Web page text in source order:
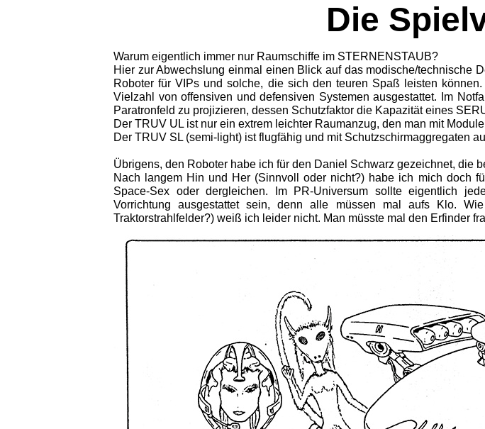
Die
Warum eigentlich immer nur Raumschiffe im STERNENSTAUB?
Hier zur Abwechslung einmal einen Blick auf das modische/technische
Roboter für VIPs und solche, die sich den teuren Spaß leisten
Vielzahl von offensiven und defensiven Systemen ausgestattet. Im
Paratronfeld zu projizieren, dessen Schutzfaktor die Kapazität eines
Der TRUV UL ist nur ein extrem leichter Raumanzug, den man mit
Der TRUV SL (semi-light) ist flugfähig und mit Schutzschirmaggregaten
Übrigens, den Roboter habe ich für den Daniel Schwarz gezeichnet, die
Nach langem Hin und Her (Sinnvoll oder nicht?) habe ich mich doch
Space-Sex oder dergleichen. Im PR-Universum sollte eigentlich
Vorrichtung ausgestattet sein, denn alle müssen mal aufs Klo.
Traktorstrahlfelder?) weiß ich leider nicht. Man müsste mal den Erfinder